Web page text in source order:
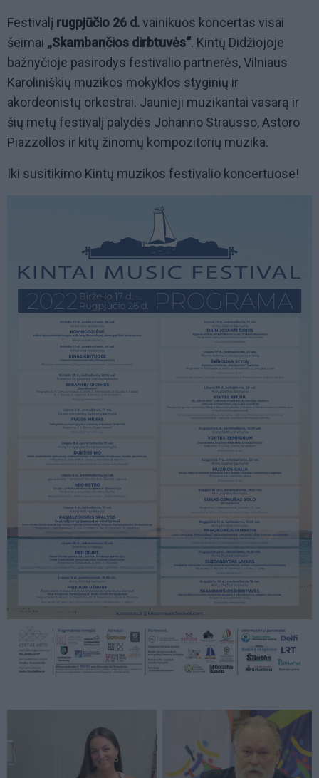
Festivalį rugpjūčio 26 d.vainikuos koncertas visai
šeimai „Skambančios dirbtuvės“. Kintų Didžiojoje
bažnyčioje pasirodys festivalio partnerės, Vilniaus
Karoliniškių muzikos mokyklos styginių ir
akordeonistų orkestrai. Jaunieji muzikantai vasarą ir
šių metų festivalį palydės Johanno Strausso, Astoro
Piazzollos ir kitų žinomų kompozitorių muzika.
Iki susitikimo Kintų muzikos festivalio koncertuose!